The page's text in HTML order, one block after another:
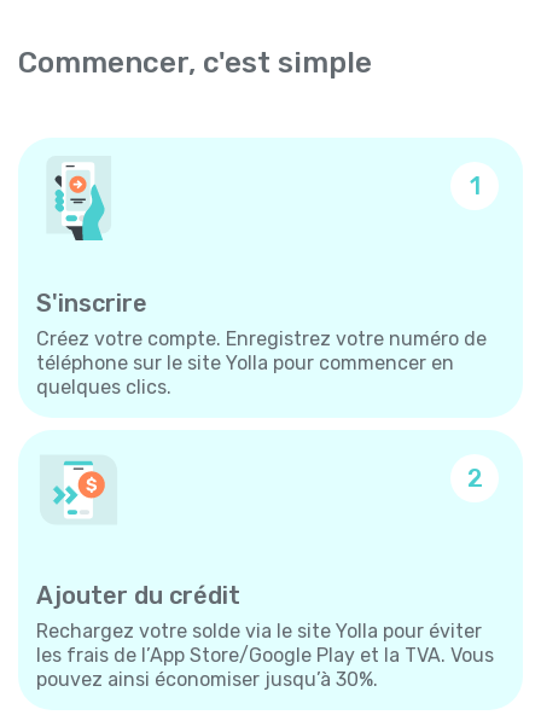
Commencer, c'est simple
1
S'inscrire
Créez votre compte. Enregistrez votre numéro de
téléphone sur le site Yolla pour commencer en
quelques clics.
2
Ajouter du crédit
Rechargez votre solde via le site Yolla pour éviter
les frais de l’App Store/Google Play et la TVA. Vous
pouvez ainsi économiser jusqu’à 30%.